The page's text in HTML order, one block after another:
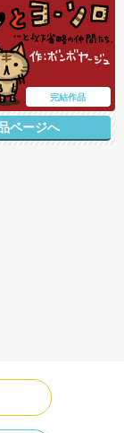
完結作品
ページへ